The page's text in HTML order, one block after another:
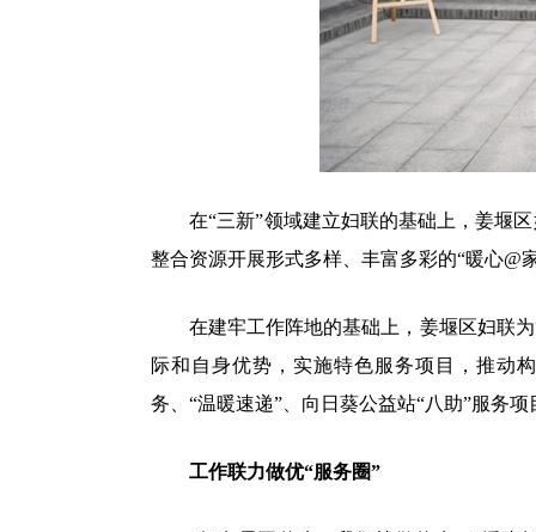
在“三新”领域建立妇联的基础上，姜堰区
整合资源开展形式多样、丰富多彩的“暖心@
在建牢工作阵地的基础上，姜堰区妇联为
际和自身优势，实施特色服务项目，推动
务、“温暖速递”、向日葵公益站“八助”服务
工作联力做优“服务圈”